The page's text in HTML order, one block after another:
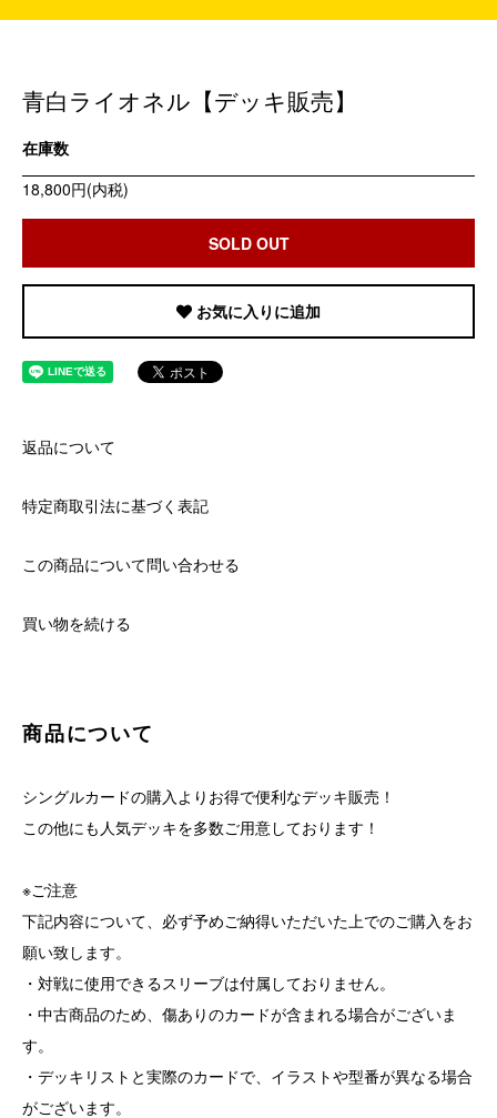
青白ライオネル【デッキ販売】
在庫数
18,800円(内税)
SOLD OUT
お気に入りに追加
返品について
特定商取引法に基づく表記
この商品について問い合わせる
買い物を続ける
商品について
シングルカードの購入よりお得で便利なデッキ販売！
この他にも人気デッキを多数ご用意しております！
※ご注意
下記内容について、必ず予めご納得いただいた上でのご購入をお
願い致します。
・対戦に使用できるスリーブは付属しておりません。
・中古商品のため、傷ありのカードが含まれる場合がございま
す。
・デッキリストと実際のカードで、イラストや型番が異なる場合
がございます。